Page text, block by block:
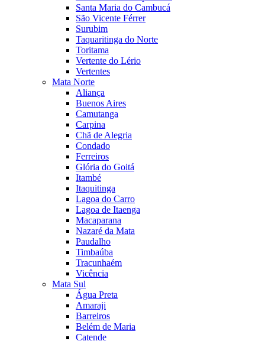
Santa Maria do Cambucá
São Vicente Férrer
Surubim
Taquaritinga do Norte
Toritama
Vertente do Lério
Vertentes
Mata Norte
Aliança
Buenos Aires
Camutanga
Carpina
Chã de Alegria
Condado
Ferreiros
Glória do Goitá
Itambé
Itaquitinga
Lagoa do Carro
Lagoa de Itaenga
Macaparana
Nazaré da Mata
Paudalho
Timbaúba
Tracunhaém
Vicência
Mata Sul
Água Preta
Amaraji
Barreiros
Belém de Maria
Catende